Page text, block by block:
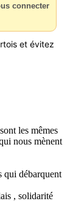
connecter
et évitez